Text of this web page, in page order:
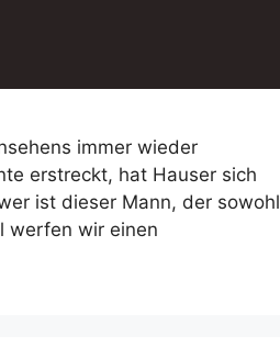
immer wieder
erstreckt, hat Hauser sich
ist dieser Mann, der sowohl
werfen wir einen